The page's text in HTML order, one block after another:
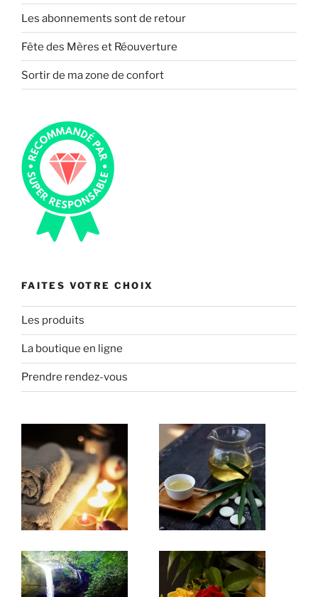
Les abonnements sont de retour
Fête des Mères et Réouverture
Sortir de ma zone de confort
FAITES VOTRE CHOIX
Les produits
La boutique en ligne
Prendre rendez-vous